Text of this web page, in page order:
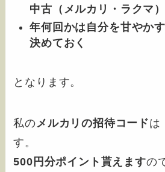
中古（メルカリ・ラクマ）
年何回かは自分を甘やか
決めておく
となります。
私のメルカリの招待コードは
す。
500円分ポイント貰えますの